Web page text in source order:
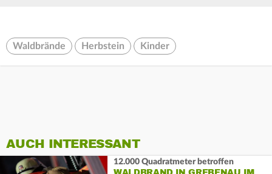
Waldbrände Herbstein Kinder
AUCH INTERESSANT
12.000 Quadratmeter betroffen